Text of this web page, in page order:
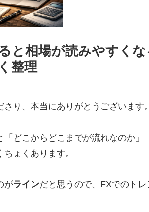
と相場が読みやすく
整理
り、本当にありがとうございます。
「どこからどこまでが流れなのか」
ょくあります。
がラインだと思うので、FXでのト